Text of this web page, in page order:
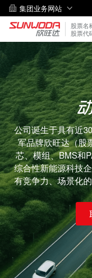
集团业务网站
股票名
股票代
公司诞生于具有近
军品牌欣旺达（股
芯、模组、BMS和
综合性新能源科技
有竞争力、场景化